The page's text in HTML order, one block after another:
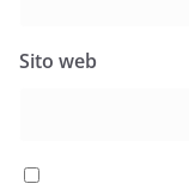
Sito web